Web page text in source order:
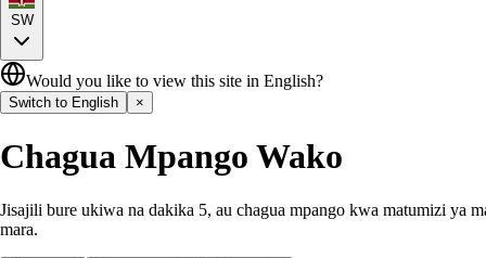
SW
Would you like to view this site in English?
Switch to English ×
Chagua Mpango Wako
Jisajili bure ukiwa na dakika 5, au chagua mpango kwa matumizi ya
mara.